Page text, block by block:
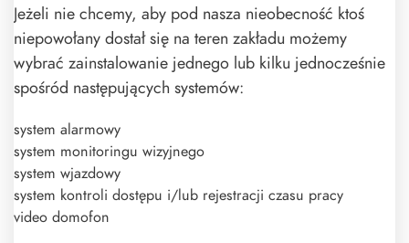
Jeżeli nie chcemy, aby pod nasza nieobecność ktoś
niepowołany dostał się na teren zakładu możemy
wybrać zainstalowanie jednego lub kilku jednocześnie
spośród następujących systemów:
system alarmowy
system monitoringu wizyjnego
system wjazdowy
system kontroli dostępu i/lub rejestracji czasu pracy
video domofon